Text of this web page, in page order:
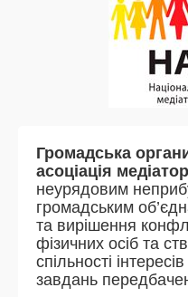
Громадська
асоціація
неурядовим
громадським
та вирішення
фізичних осіб та
спільності
завдань